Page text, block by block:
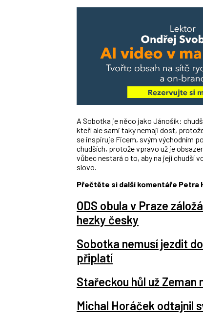
A Sobotka je něco jako Jánošík:
kteří ale sami taky nemají dost,
se inspiruje Ficem, svým východním
chudších, protože vpravo už je
vůbec nestará o to, aby na její chudší
slovo.
Přečtěte si další komentáře Petra
ODS obula v Praze
hezky česky
Sobotka nemusí jezdit
připlatí
Stařeckou hůl už
Michal Horáček odtajnil